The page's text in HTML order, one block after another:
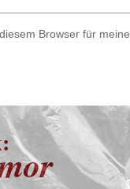
Browser für